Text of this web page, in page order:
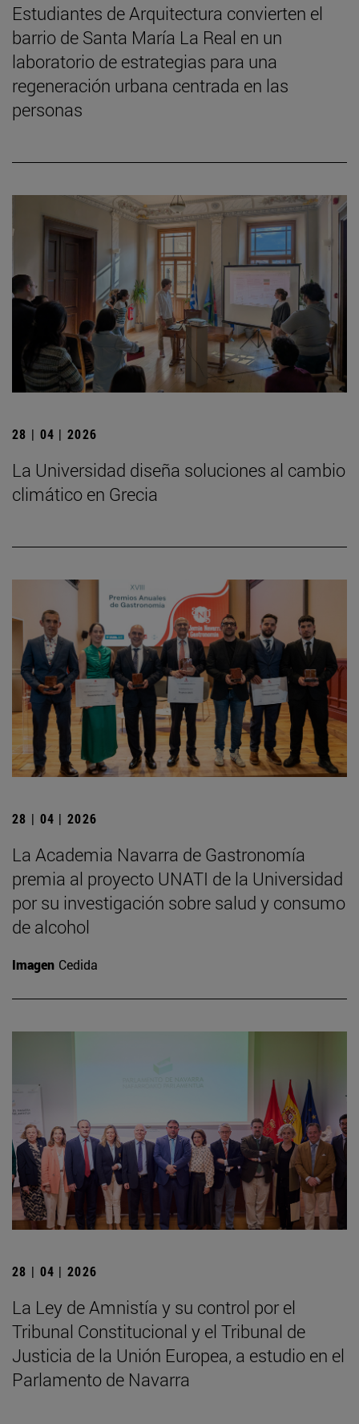
Estudiantes de Arquitectura convierten el
barrio de Santa María La Real en un
laboratorio de estrategias para una
regeneración urbana centrada en las
personas
28 | 04 | 2026
La Universidad diseña soluciones al cambio
climático en Grecia
28 | 04 | 2026
La Academia Navarra de Gastronomía
premia al proyecto UNATI de la Universidad
por su investigación sobre salud y consumo
de alcohol
Imagen Cedida
28 | 04 | 2026
La Ley de Amnistía y su control por el
Tribunal Constitucional y el Tribunal de
Justicia de la Unión Europea, a estudio en el
Parlamento de Navarra